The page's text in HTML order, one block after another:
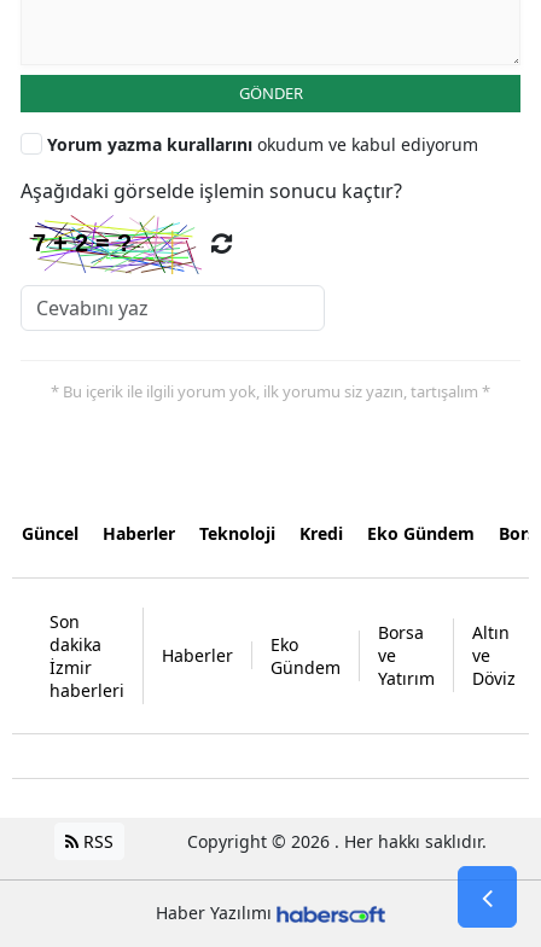
GÖNDER
Yorum yazma kurallarını okudum ve kabul ediyorum
Aşağıdaki görselde işlemin sonucu kaçtır?
* Bu içerik ile ilgili yorum yok, ilk yorumu siz yazın, tartışalım *
Güncel Haberler Teknoloji Kredi Eko Gündem
Son
dakika
İzmir
haberleri
Haberler
Eko
Gündem
Borsa
ve
Yatırım
Altın
ve
Döviz
RSS Copyright © 2026 . Her hakkı saklıdır.
Haber Yazılımı